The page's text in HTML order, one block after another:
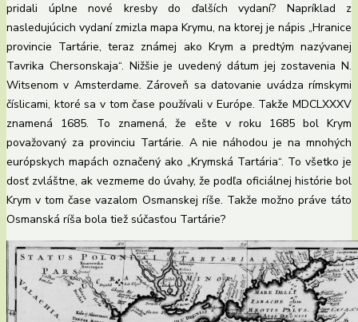
pridali úplne nové kresby do ďalších vydaní? Napríklad z
nasledujúcich vydaní zmizla mapa Krymu, na ktorej je nápis „Hranice
provincie Tartárie, teraz známej ako Krym a predtým nazývanej
Tavrika Chersonskaja“. Nižšie je uvedený dátum jej zostavenia N.
Witsenom v Amsterdame. Zároveň sa datovanie uvádza rímskymi
číslicami, ktoré sa v tom čase používali v Európe. Takže MDCLXXXV
znamená 1685. To znamená, že ešte v roku 1685 bol Krym
považovaný za provinciu Tartárie. A nie náhodou je na mnohých
európskych mapách označený ako „Krymská Tartária“. To všetko je
dosť zvláštne, ak vezmeme do úvahy, že podľa oficiálnej histórie bol
Krym v tom čase vazalom Osmanskej ríše. Takže možno práve táto
Osmanská ríša bola tiež súčasťou Tartárie?